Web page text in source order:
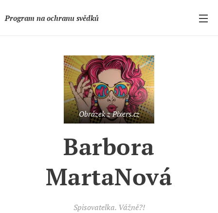
Program na ochranu svědků
Obrázek z Pixers.cz
Barbora
MartaNová
Spisovatelka. Vážně?!